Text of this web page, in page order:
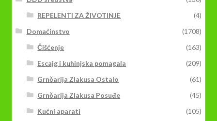
REPELENTI ZA ŽIVOTINJE
(4)
Domaćinstvo
(1708)
Čišćenje
(163)
Escajg i kuhinjska pomagala
(209)
Grnčarija Zlakusa Ostalo
(61)
Grnčarija Zlakusa Posuđe
(45)
Kućni aparati
(105)